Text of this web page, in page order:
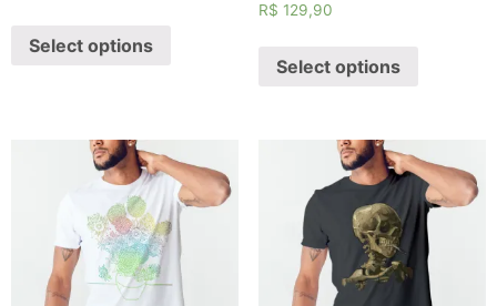
Select options
R$ 129,90
Select options